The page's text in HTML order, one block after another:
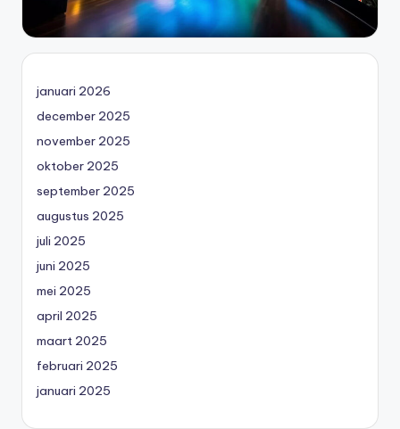
januari 2026
december 2025
november 2025
oktober 2025
september 2025
augustus 2025
juli 2025
juni 2025
mei 2025
april 2025
maart 2025
februari 2025
januari 2025